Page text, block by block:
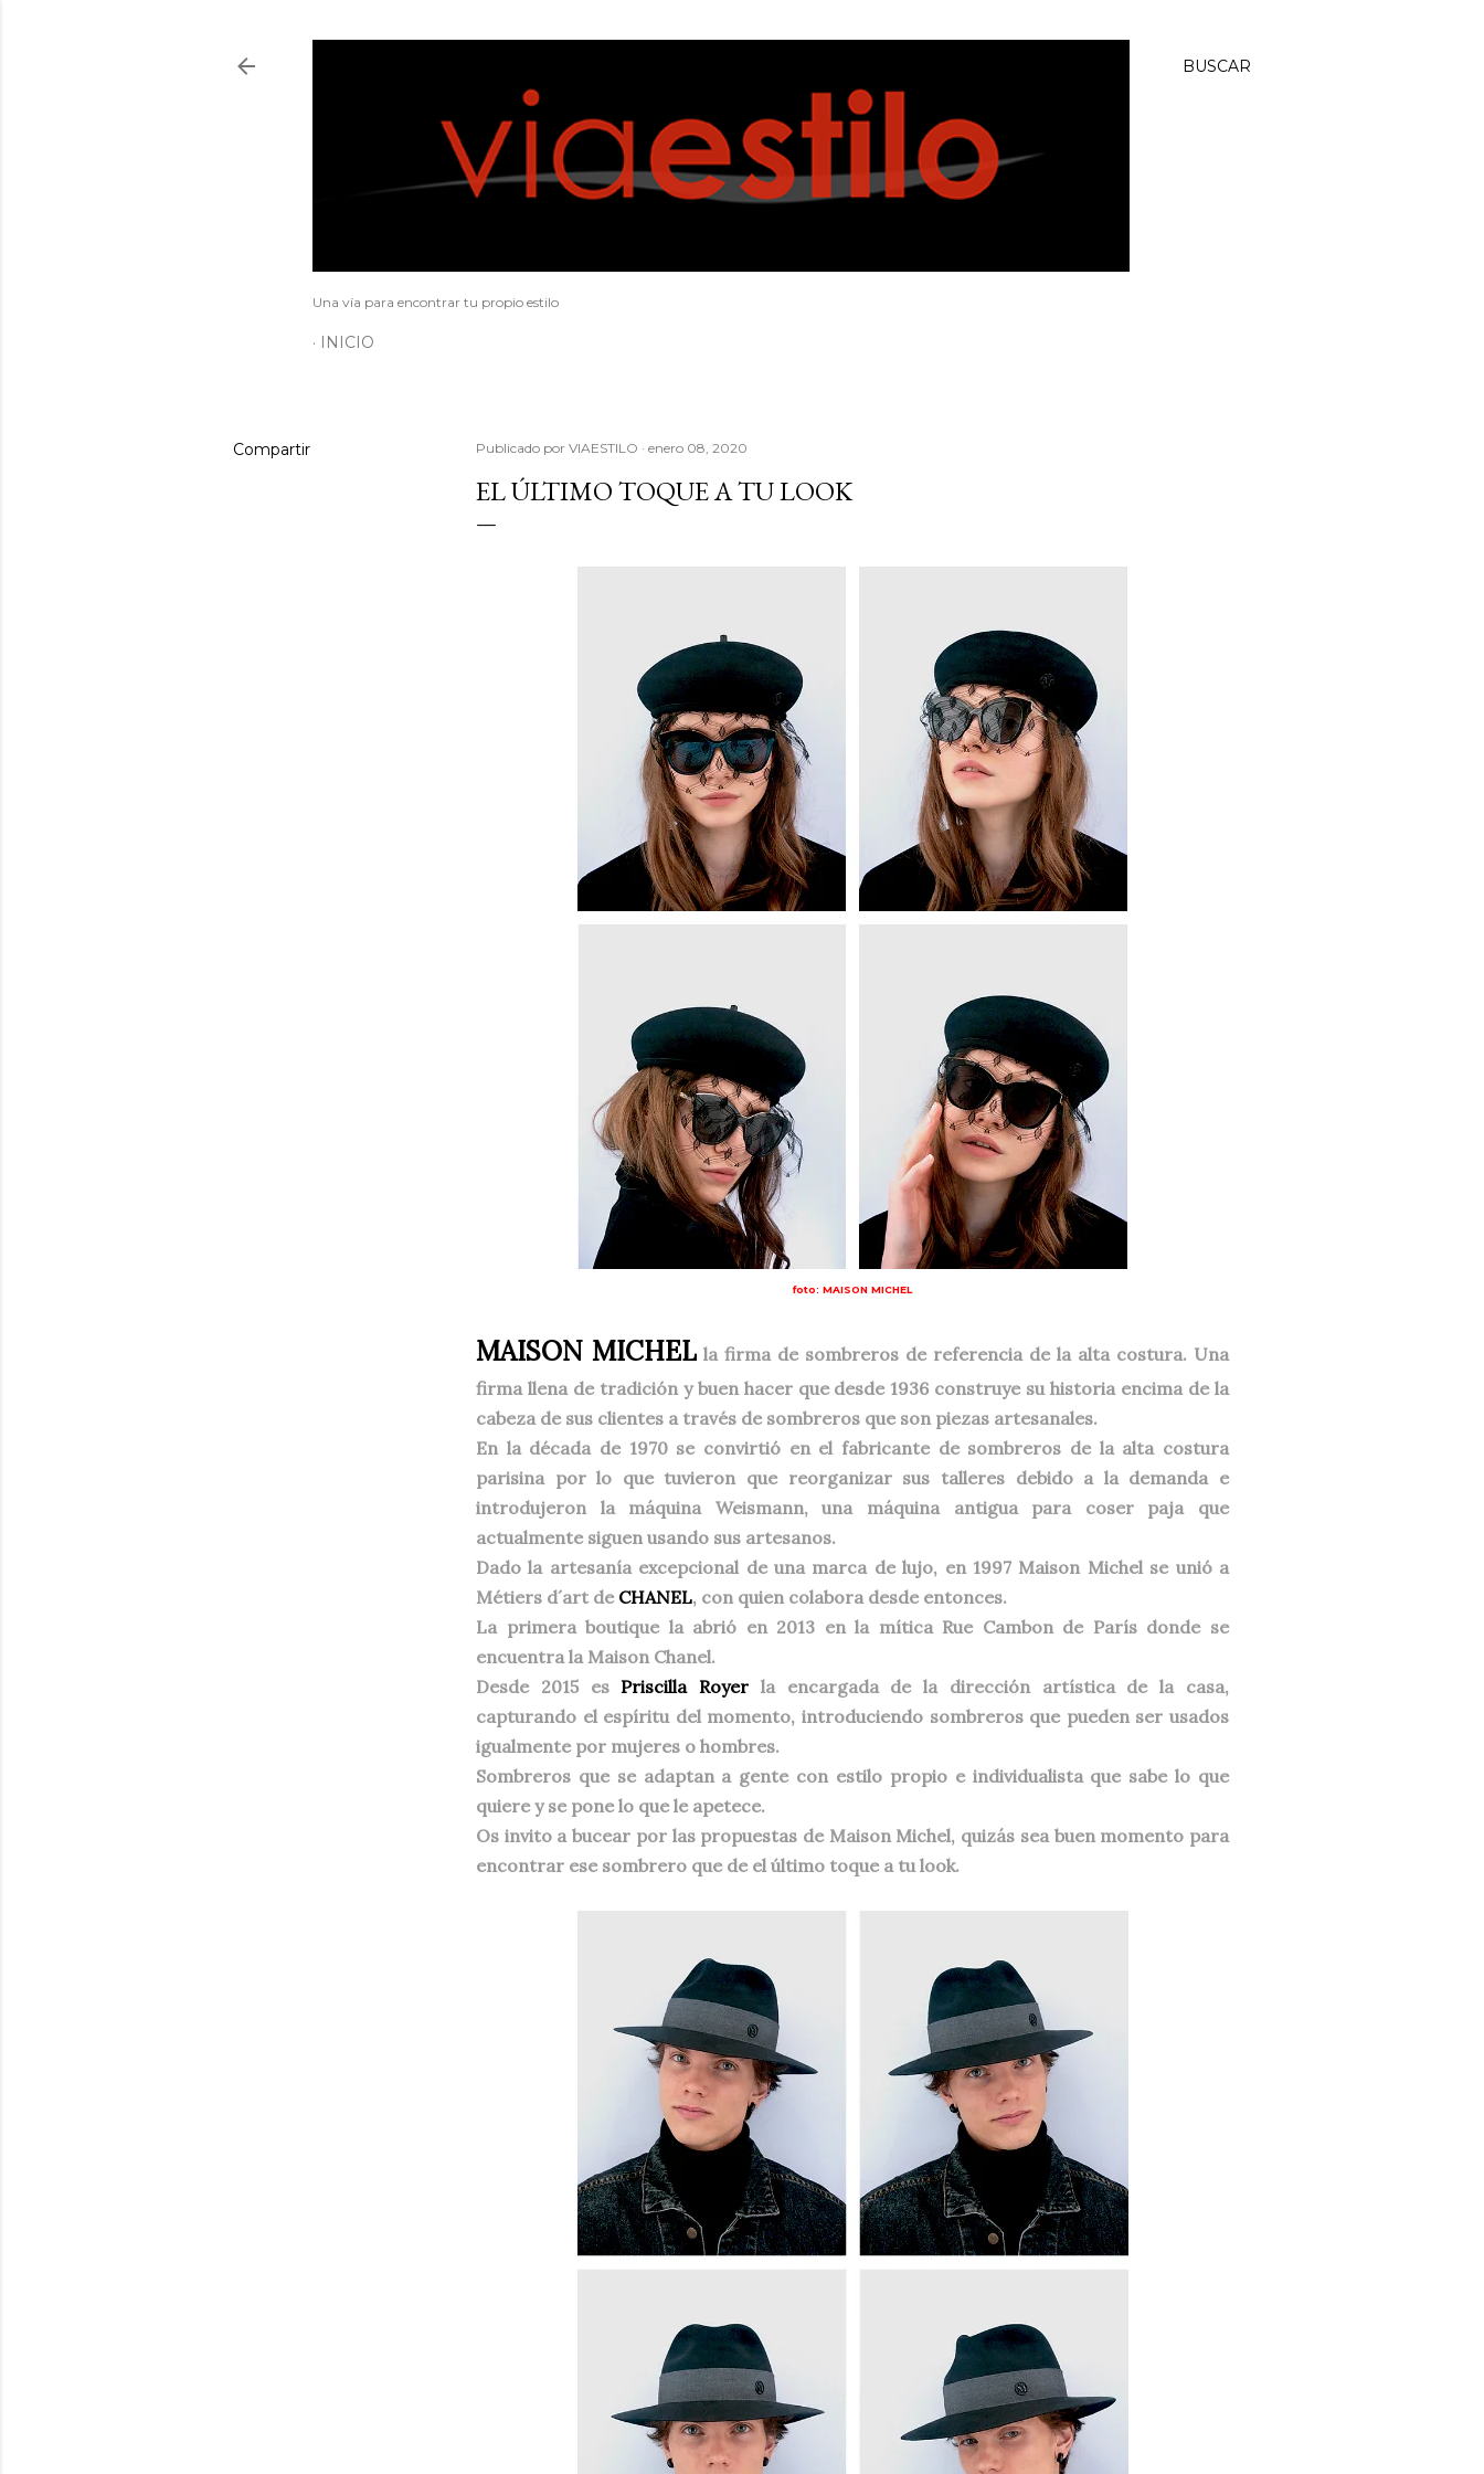
BUSCAR
Una vía para encontrar tu propio estilo
INICIO
Compartir Publicado por VIAESTILO enero 08, 2020
EL ÚLTIMO TOQUE A TU LOOK
foto: MAISON MICHEL
MAISON MICHEL la firma de sombreros de referencia de la alta costura. Una
firma llena de tradición y buen hacer que desde 1936 construye su historia encima de la
cabeza de sus clientes a través de sombreros que son piezas artesanales.
En la década de 1970 se convirtió en el fabricante de sombreros de la alta costura
parisina por lo que tuvieron que reorganizar sus talleres debido a la demanda e
introdujeron la máquina Weismann, una máquina antigua para coser paja que
actualmente siguen usando sus artesanos.
Dado la artesanía excepcional de una marca de lujo, en 1997 Maison Michel se unió a
Métiers d´art de CHANEL, con quien colabora desde entonces.
La primera boutique la abrió en 2013 en la mítica Rue Cambon de París donde se
encuentra la Maison Chanel.
Desde 2015 esPriscilla Royer la encargada de la dirección artística de la casa,
capturando el espíritu del momento, introduciendo sombreros que pueden ser usados
igualmente por mujeres o hombres.
Sombreros que se adaptan a gente con estilo propio e individualista que sabe lo que
quiere y se pone lo que le apetece.
Os invito a bucear por las propuestas de Maison Michel, quizás sea buen momento para
encontrar ese sombrero que de el último toque a tu look.